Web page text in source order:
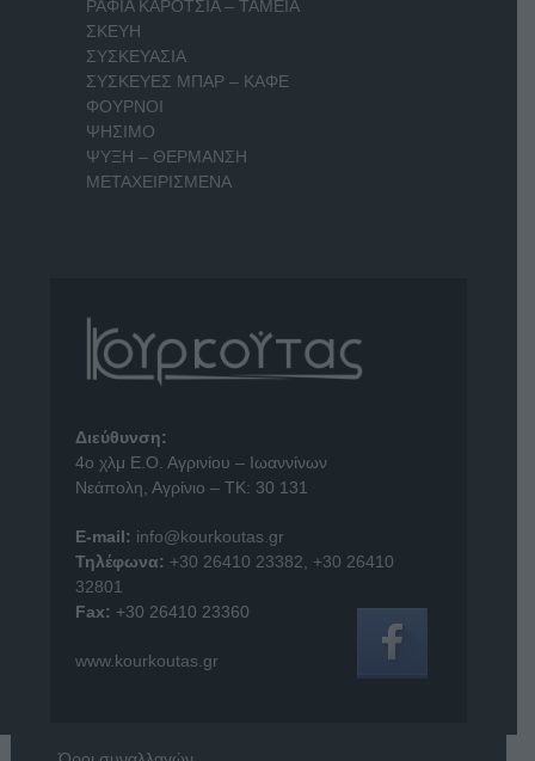
ΡΑΦΙΑ ΚΑΡΟΤΣΙΑ – ΤΑΜΕΙΑ
ΣΚΕΥΗ
ΣΥΣΚΕΥΑΣΙΑ
ΣΥΣΚΕΥΕΣ ΜΠΑΡ – ΚΑΦΕ
ΦΟΥΡΝΟΙ
ΨΗΣΙΜΟ
ΨΥΞΗ – ΘΕΡΜΑΝΣΗ
ΜΕΤΑΧΕΙΡΙΣΜΕΝΑ
Διεύθυνση:
4o χλμ Ε.Ο. Αγρινίου – Ιωαννίνων
Νεάπολη, Αγρίνιο – ΤΚ: 30 131
E-mail: info@kourkoutas.gr
Τηλέφωνα: +30 26410 23382
+30 26410
32801
Fax: +30 26410 23360
www.kourkoutas.gr